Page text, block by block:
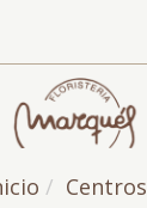
Centros